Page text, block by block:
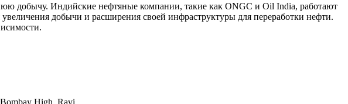
добычу. Индийские нефтяные компании, такие как ONGC и Oil India, работают
добычи и расширения своей инфраструктуры для переработки нефти.
High, Ravi.